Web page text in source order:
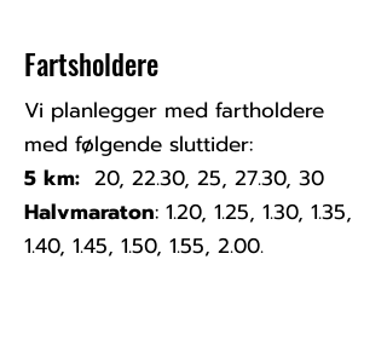
Fartsholdere
Vi planlegger med fartholdere
med følgende sluttider:​
5 km: 20, 22.30, 25, 27.30, 30​
Halvmaraton: 1.20, 1.25, 1.30, 1.35,
1.40, 1.45, 1.50, 1.55, 2.00.